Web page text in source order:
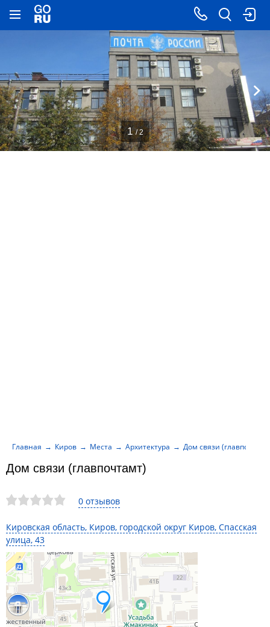
0 отзывов
Кировская область, Киров, городской округ Киров, Спасская
улица, 43
Дом связи (главпочтамт)
Главная Киров Места Архитектура Дом связи
1 / 2